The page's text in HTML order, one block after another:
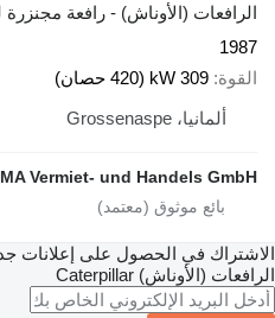
الرافعات (الأوناش) - رافعة مجنزرة
1987
القوة 309 kW (420 حصان)
ألمانيا، Grossenaspe
Vermiet- und Handels GmbH
الاشتراك في الحصول على إعلانات
الرافعات (الأوناش) Caterpillar